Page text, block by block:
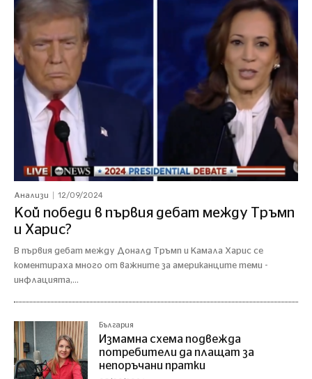
Анализи 12/09/2024
Кой победи в първия дебат между Тръмп
и Харис?
В първия дебат между Доналд Тръмп и Камала Харис се
коментираха много от важните за американците теми -
инфлацията,...
България
Измамна схема подвежда
потребители да плащат за
непоръчани пратки